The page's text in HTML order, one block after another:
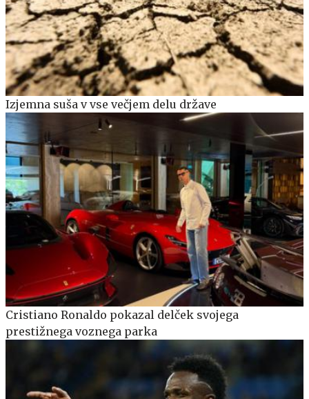
Izjemna suša v vse večjem delu države
Cristiano Ronaldo pokazal delček svojega
prestižnega voznega parka